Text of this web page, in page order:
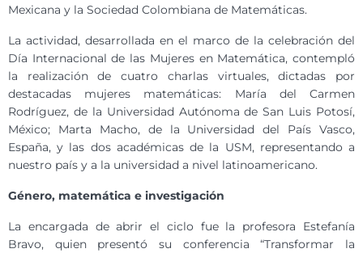
Mexicana y la Sociedad Colombiana de Matemáticas.
La actividad, desarrollada en el marco de la celebración del
Día Internacional de las Mujeres en Matemática, contempló
la realización de cuatro charlas virtuales, dictadas por
destacadas mujeres matemáticas: María del Carmen
Rodríguez, de la Universidad Autónoma de San Luis Potosí,
México; Marta Macho, de la Universidad del País Vasco,
España, y las dos académicas de la USM, representando a
nuestro país y a la universidad a nivel latinoamericano.
Género, matemática e investigación
La encargada de abrir el ciclo fue la profesora Estefanía
Bravo, quien presentó su conferencia “Transformar la